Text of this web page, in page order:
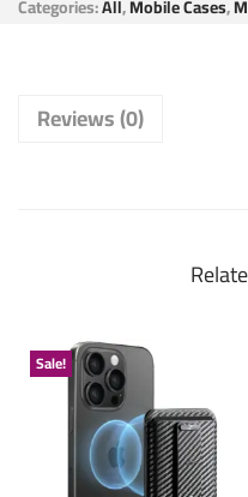
Categories:All,Mobile Cases,
Reviews (0)
Sale!